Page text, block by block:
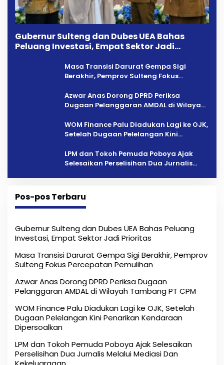
Gubernur Sulteng dan Dubes UEA Bahas
Peluang Investasi, Empat Sektor Jadi
Masa Transisi Darurat Gempa Sigi
Berakhir, Pemprov Sulteng Fokus
Azwar Anas Dorong DPRD Periksa
Dugaan Pelanggaran AMDAL di Wilayah
‎WOM Finance Palu Diadukan Lagi ke OJK,
Setelah Dugaan Pelelangan Kini
LPM dan Tokoh Pemuda Poboya Ajak
Selesaikan Perselisihan Dua Jurnalis
Pos-pos Terbaru
Gubernur Sulteng dan Dubes UEA Bahas Peluang
Investasi, Empat Sektor Jadi Prioritas
Masa Transisi Darurat Gempa Sigi Berakhir, Pemprov
Sulteng Fokus Percepatan Pemulihan
Azwar Anas Dorong DPRD Periksa Dugaan
Pelanggaran AMDAL di Wilayah Tambang PT CPM
‎WOM Finance Palu Diadukan Lagi ke OJK, Setelah
Dugaan Pelelangan Kini Penarikan Kendaraan
Dipersoalkan ‎
LPM dan Tokoh Pemuda Poboya Ajak Selesaikan
Perselisihan Dua Jurnalis Melalui Mediasi Dan